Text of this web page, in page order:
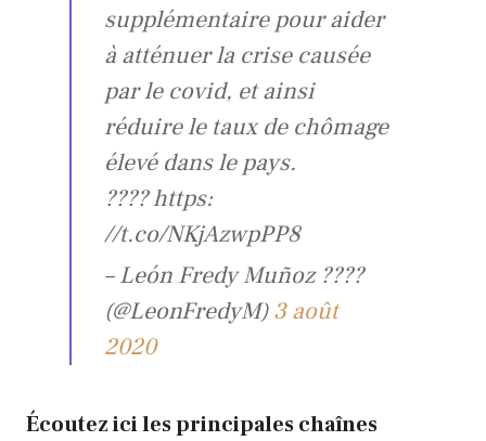
supplémentaire pour aider
à atténuer la crise causée
par le covid, et ainsi
réduire le taux de chômage
élevé dans le pays.
???? https:
//t.co/NKjAzwpPP8
– León Fredy Muñoz ????
(@LeonFredyM)3 août
2020
Écoutez ici les principales chaînes